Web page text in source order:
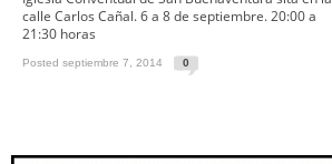
calle Carlos Cañal. 6 a 8 de septiembre. 20:00 a
21:30 horas
Posted septiembre 7, 2014 0